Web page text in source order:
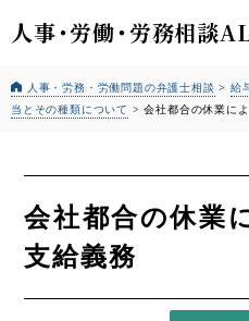
人事・労働・労務相談
人事・労務・労働問題の弁護士相談 >給
当とその種類について >会社都合の休業に
会社都合の休業
支給義務